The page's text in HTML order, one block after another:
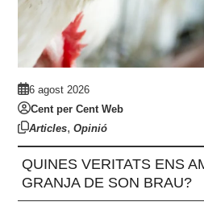
6 agost 2026
Cent per Cent Web
Articles,Opinió
QUINES VERITATS ENS
GRANJA DE SON BRAU?